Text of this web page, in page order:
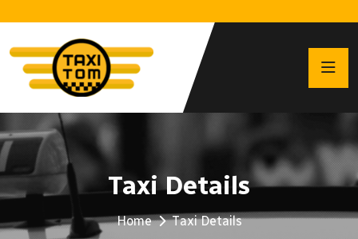
Taxi Details
Home Taxi Details